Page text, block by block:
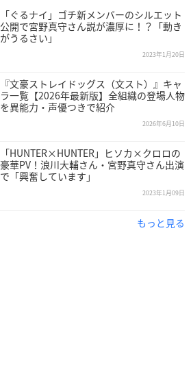
「ぐるナイ」ゴチ新メンバーのシルエット
公開で宮野真守さん説が濃厚に！？「動き
がうるさい」
2023年1月20日
『文豪ストレイドッグス（文スト）』キャ
ラ一覧【2026年最新版】全組織の登場人物
を異能力・声優つきで紹介
2026年6月10日
「HUNTER×HUNTER」ヒソカ×クロロの
豪華PV！浪川大輔さん・宮野真守さん出演
で「興奮しています」
2023年1月09日
もっと見る